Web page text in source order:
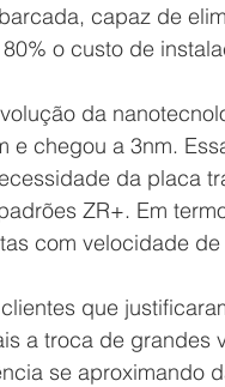
capaz de
o custo de
da
e chegou a 3nm.
da placa
ZR+. Em
com velocidade
que
a troca de grandes
se aproximando